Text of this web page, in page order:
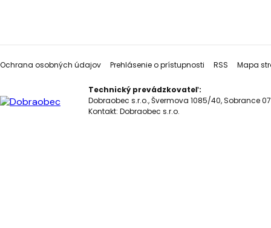
Ochrana osobných údajov Prehlásenie o prístupnosti RSS Mapa
Technický prevádzkovateľ:
Dobraobec s.r.o., Švermova 1085/40, Sobrance
Kontakt: Dobraobec s.r.o.